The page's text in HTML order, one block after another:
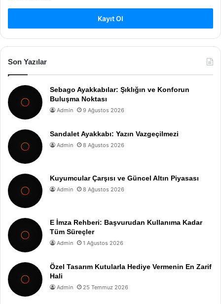
Kayıt Ol
Son Yazılar
Sebago Ayakkabılar: Şıklığın ve Konforun
Buluşma Noktası
Admin 9 Ağustos 2026
Sandalet Ayakkabı: Yazın Vazgeçilmezi
Admin 8 Ağustos 2026
Kuyumcular Çarşısı ve Güncel Altın Piyasası
Admin 8 Ağustos 2026
E İmza Rehberi: Başvurudan Kullanıma Kadar
Tüm Süreçler
Admin 1 Ağustos 2026
Özel Tasarım Kutularla Hediye Vermenin En Zarif
Hali
Admin 25 Temmuz 2026